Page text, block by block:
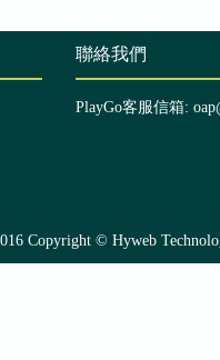
聯絡我們
PlayGo客服信箱:
Copyright © Hyweb